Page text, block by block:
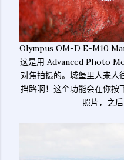
Olympus OM-D E-M10
这是用 Advanced Photo
对焦拍摄的。城堡里人来人
挡路啊！这个功能会在你按
照片，之